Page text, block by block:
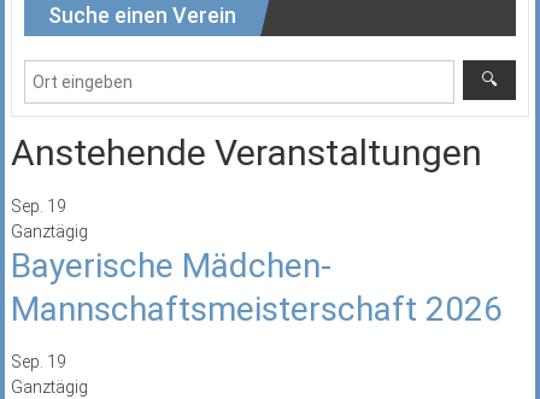
Suche einen Verein
Anstehende Veranstaltungen
Sep. 19
Ganztägig
Bayerische Mädchen-
Mannschaftsmeisterschaft 2026
Sep. 19
Ganztägig